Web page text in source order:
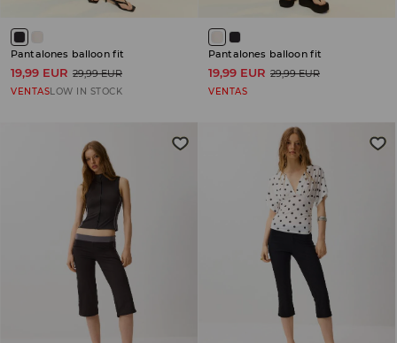
Pantalones balloon fit
19,99 EUR 29,99 EUR
VENTASLOW IN STOCK
Pantalones balloon fit
19,99 EUR 29,99 EUR
VENTAS